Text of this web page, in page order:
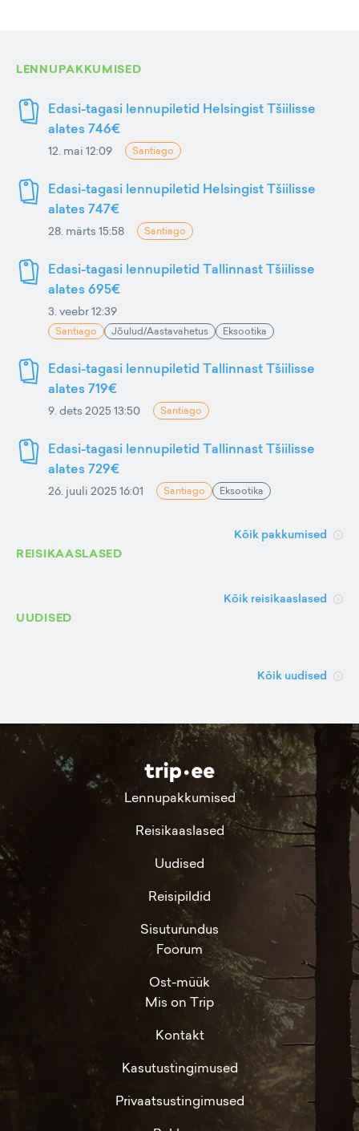
LENNUPAKKUMISED
Edasi-tagasi lennupiletid Helsingist Tšiilisse
alates 746€
12. mai 12:09 Santiago
Edasi-tagasi lennupiletid Helsingist Tšiilisse
alates 747€
28. märts 15:58 Santiago
Edasi-tagasi lennupiletid Tallinnast Tšiilisse
alates 695€
3. veebr 12:39
Santiago Jõulud/Aastavahetus Eksootika
Edasi-tagasi lennupiletid Tallinnast Tšiilisse
alates 719€
9. dets 2025 13:50 Santiago
Edasi-tagasi lennupiletid Tallinnast Tšiilisse
alates 729€
26. juuli 2025 16:01 Santiago Eksootika
Kõik pakkumised
REISIKAASLASED
Kõik reisikaaslased
UUDISED
Kõik uudised
Lennupakkumised
Reisikaaslased
Uudised
Reisipildid
Sisuturundus
Foorum
Ost-müük
Mis on Trip
Kontakt
Kasutustingimused
Privaatsustingimused